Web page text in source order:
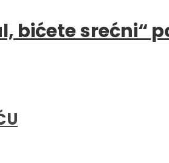
bićete srećni“